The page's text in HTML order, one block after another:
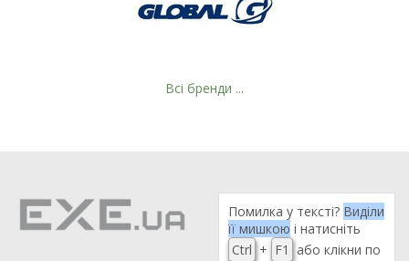
974
90
Всі бренди ...
Помилка у тексті? Виділи
її мишкою і натисніть
Ctrl + F1
або клікни по